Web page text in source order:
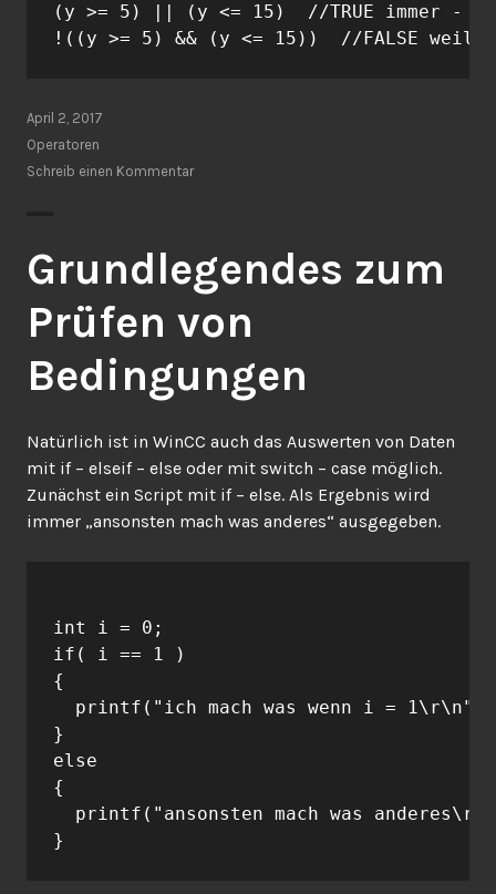
(y >= 5) || (y <= 15)  //TRUE immer -
!((y >= 5) && (y <= 15))  //FALSE weil
April 2, 2017
Operatoren
Schreib einen Kommentar
Grundlegendes zum
Prüfen von
Bedingungen
Natürlich ist in WinCC auch das Auswerten von Daten
mit if – elseif – else oder mit switch – case möglich.
Zunächst ein Script mit if – else. Als Ergebnis wird
immer „ansonsten mach was anderes“ ausgegeben.
int i = 0;
if( i == 1 )
{
  printf("ich mach was wenn i = 1\r\n");
}
else
{
printf("ansonsten mach was